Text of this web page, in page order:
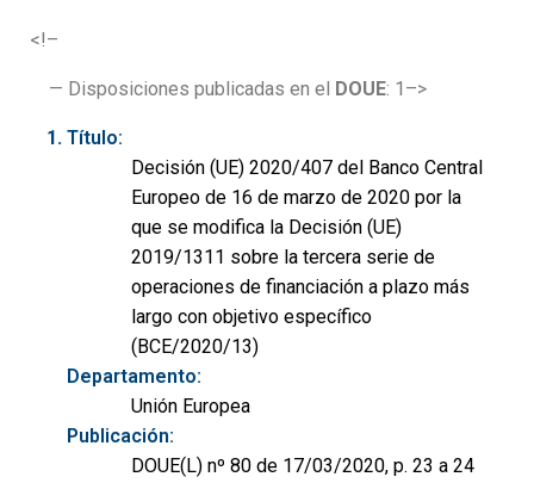
<!–
— Disposiciones publicadas en el DOUE: 1–>
Título:
Decisión (UE) 2020/407 del Banco Central
Europeo de 16 de marzo de 2020 por la
que se modifica la Decisión (UE)
2019/1311 sobre la tercera serie de
operaciones de financiación a plazo más
largo con objetivo específico
(BCE/2020/13)
Departamento:
Unión Europea
Publicación:
DOUE(L) nº 80 de 17/03/2020, p. 23 a 24